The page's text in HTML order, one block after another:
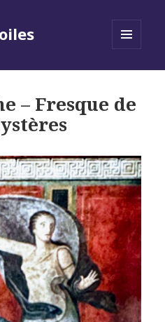
– Fresque de